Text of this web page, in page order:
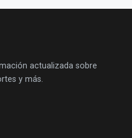
actualizada sobre
y más.